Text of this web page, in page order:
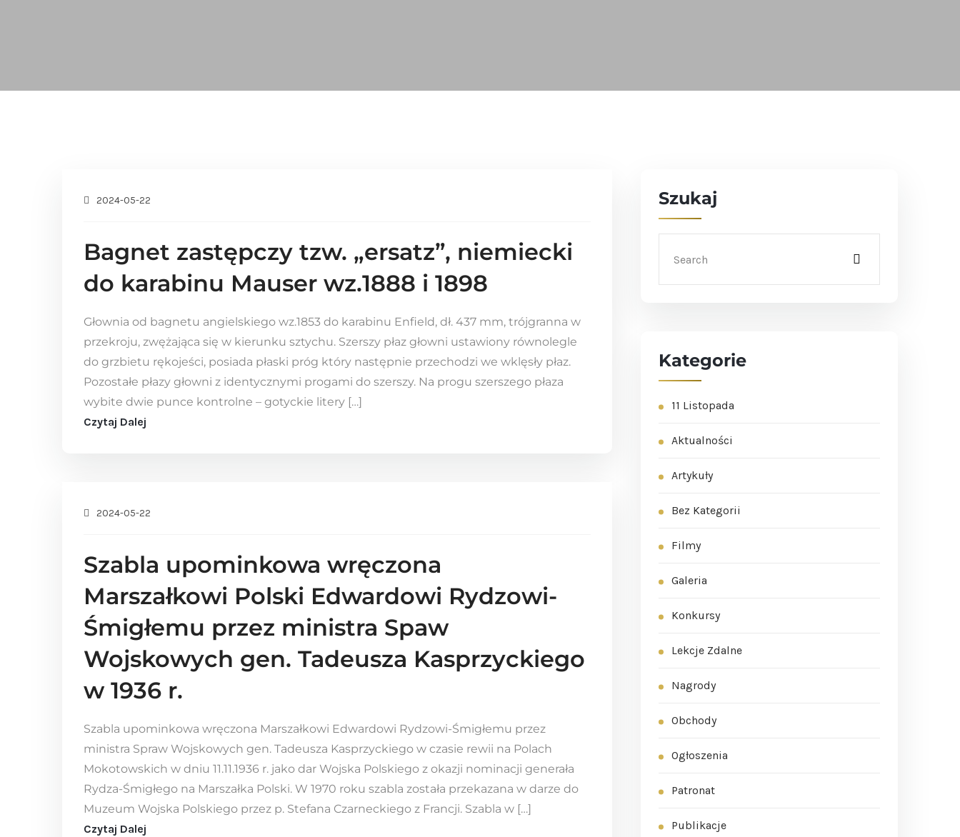
2024-05-22
Bagnet zastępczy tzw. „ersatz”, niemiecki
do karabinu Mauser wz.1888 i 1898
Głownia od bagnetu angielskiego wz.1853 do karabinu Enfield, dł. 437 mm, trójgranna w
przekroju, zwężająca się w kierunku sztychu. Szerszy płaz głowni ustawiony równolegle
do grzbietu rękojeści, posiada płaski próg który następnie przechodzi we wklęsły płaz.
Pozostałe płazy głowni z identycznymi progami do szerszy. Na progu szerszego płaza
wybite dwie punce kontrolne – gotyckie litery […]
Czytaj Dalej
2024-05-22
Szabla upominkowa wręczona
Marszałkowi Polski Edwardowi Rydzowi-
Śmigłemu przez ministra Spaw
Wojskowych gen. Tadeusza Kasprzyckiego
w 1936 r.
Szabla upominkowa wręczona Marszałkowi Edwardowi Rydzowi-Śmigłemu przez
ministra Spraw Wojskowych gen. Tadeusza Kasprzyckiego w czasie rewii na Polach
Mokotowskich w dniu 11.11.1936 r. jako dar Wojska Polskiego z okazji nominacji generała
Rydza-Śmigłego na Marszałka Polski. W 1970 roku szabla została przekazana w darze do
Muzeum Wojska Polskiego przez p. Stefana Czarneckiego z Francji. Szabla w […]
Czytaj Dalej
Szukaj
Kategorie
11 Listopada
Aktualności
Artykuły
Bez Kategorii
Filmy
Galeria
Konkursy
Lekcje Zdalne
Nagrody
Obchody
Ogłoszenia
Patronat
Publikacje